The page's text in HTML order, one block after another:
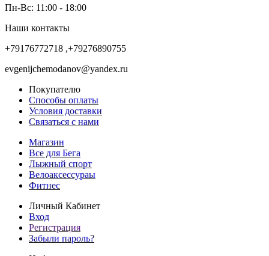
Пн-Вс: 11:00 - 18:00
Наши контакты
+79176772718 ,+79276890755
evgenijchemodanov@yandex.ru
Покупателю
Способы оплаты
Условия доставки
Связаться с нами
Магазин
Все для Бега
Лыжный спорт
Велоаксессураы
Фитнес
Личный Кабинет
Вход
Регистрация
Забыли пароль?